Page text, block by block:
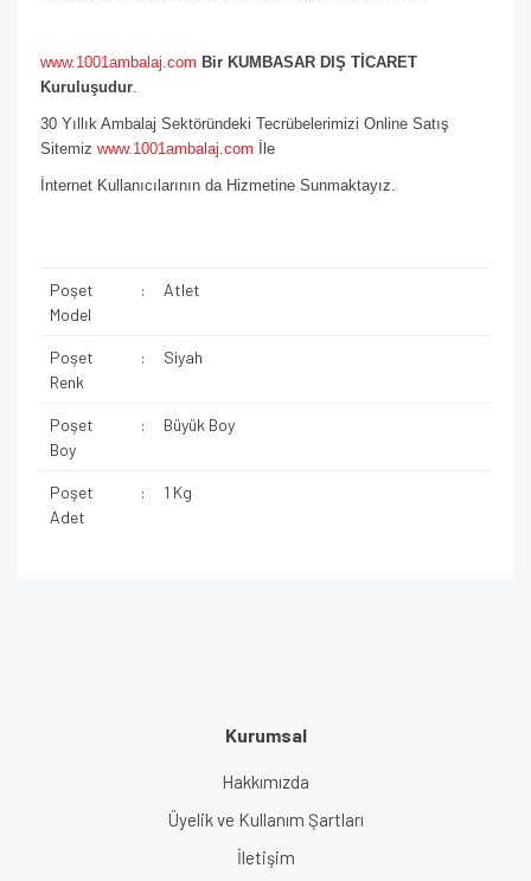
www.1001ambalaj.com Bir KUMBASAR DIŞ TİCARET
Kuruluşudur
30 Yıllık Ambalaj Sektöründeki Tecrübelerimizi Online Satış
Sitemiz www.1001ambalaj.com İle
İnternet Kullanıcılarının da Hizmetine Sunmaktayız.
Poşet
Model
: Atlet
Poşet
Renk
: Siyah
Poşet
Boy
: Büyük Boy
Poşet
Adet
: 1 Kg
Kurumsal
Hakkımızda
Üyelik ve Kullanım Şartları
İletişim